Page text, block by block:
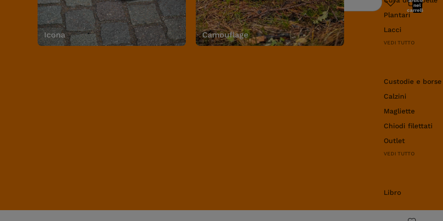
Icona Camouflage
Plantari
Lacci
VEDI TUTTO
Custodie e
Calzini
Magliette
Chiodi filettati
Outlet
VEDI TUTTO
Libro
Ricerca
nel
carrello: